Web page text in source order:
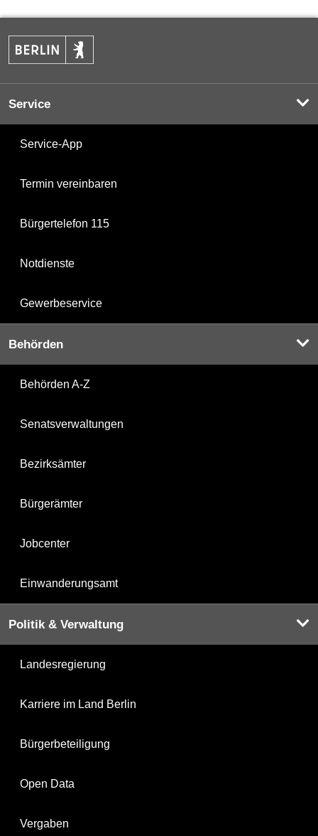
Service
Service-App
Termin vereinbaren
Bürgertelefon 115
Notdienste
Gewerbeservice
Behörden
Behörden A-Z
Senatsverwaltungen
Bezirksämter
Bürgerämter
Jobcenter
Einwanderungsamt
Politik & Verwaltung
Landesregierung
Karriere im Land Berlin
Bürgerbeteiligung
Open Data
Vergaben